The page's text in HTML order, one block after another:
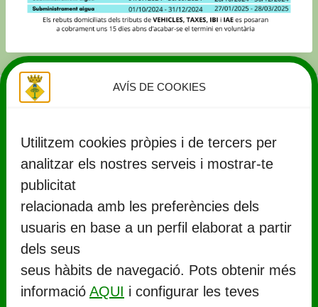
AVÍS DE COOKIES
Utilitzem cookies pròpies i de tercers per
analitzar els nostres serveis i mostrar-te
publicitat
relacionada amb les preferències dels
usuaris en base a un perfil elaborat a partir
dels seus
seus hàbits de navegació. Pots obtenir més
informació AQUI i configurar les teves
Ajuntament de Llorenç del Penedès
Rambla Marinada, 27 (